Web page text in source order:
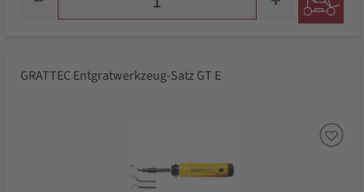
GRATTEC Entgratwerkzeug-Satz GT E